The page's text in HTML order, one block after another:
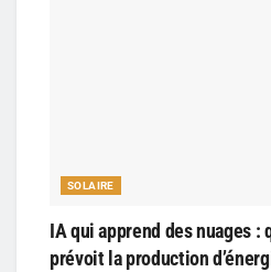
SOLAIRE
IA qui apprend des nuages :
prévoit la production